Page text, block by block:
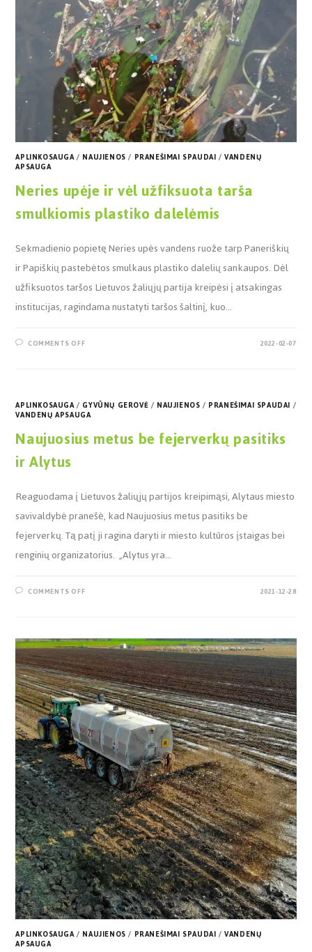
APLINKOSAUGA/ NAUJIENOS/ PRANEŠIMAI SPAUDAI/VANDENŲ
APSAUGA
Neries upėje ir vėl užfiksuota tarša
smulkiomis plastiko dalelėmis
Sekmadienio popietę Neries upės vandens ruože tarp Paneriškių
ir Papiškių pastebėtos smulkaus plastiko dalelių sankaupos. Dėl
užfiksuotos taršos Lietuvos žaliųjų partija kreipėsi į atsakingas
institucijas, ragindama nustatyti taršos šaltinį, kuo…
COMMENTS OFF 2022-02-07
APLINKOSAUGA/ GYVŪNŲ GEROVĖ/ NAUJIENOS/ PRANEŠIMAI SPAUDAI/
VANDENŲ APSAUGA
Naujuosius metus be fejerverkų pasitiks
ir Alytus
Reaguodama į Lietuvos žaliųjų partijos kreipimąsi, Alytaus miesto
savivaldybė pranešė, kad Naujuosius metus pasitiks be
fejerverkų. Tą patį ji ragina daryti ir miesto kultūros įstaigas bei
renginių organizatorius. „Alytus yra…
COMMENTS OFF 2021-12-28
APLINKOSAUGA/ NAUJIENOS/ PRANEŠIMAI SPAUDAI/VANDENŲ
APSAUGA